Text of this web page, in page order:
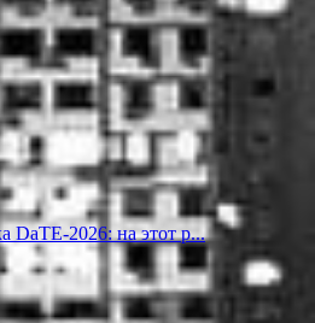
DaTE-2026: на этот р...